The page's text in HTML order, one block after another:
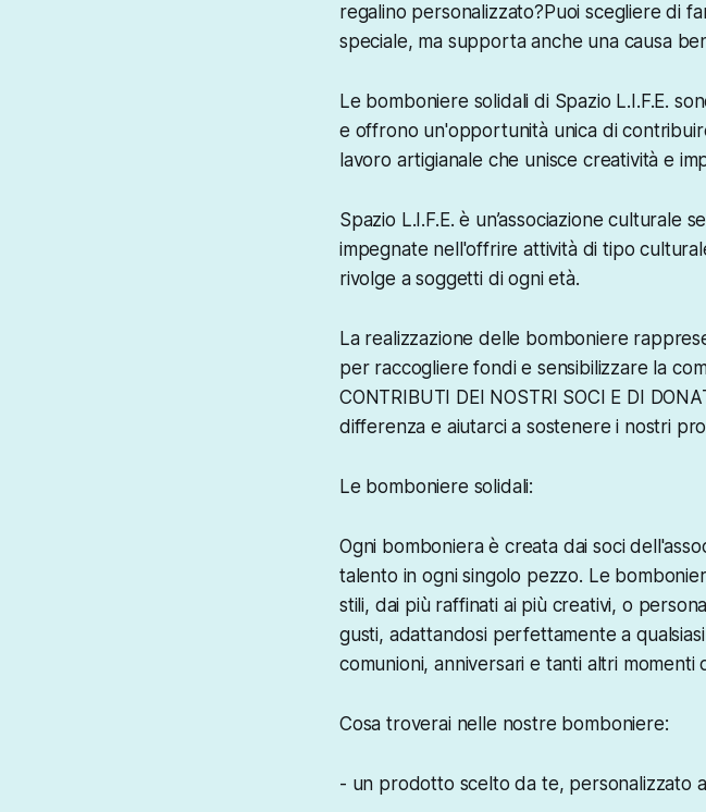
regalino personalizzato?Puoi scegliere di
speciale, ma supporta anche una causa
Le bomboniere solidali di Spazio L.I.F.E.
e offrono un'opportunità unica di
lavoro artigianale che unisce creatività e
Spazio L.I.F.E. è un’associazione
impegnate nell'offrire attività di tipo
rivolge a soggetti di ogni età.
La realizzazione delle bomboniere
per raccogliere fondi e sensibilizzare la
CONTRIBUTI DEI NOSTRI SOCI E DI
differenza e aiutarci a sostenere i nostri
Le bomboniere solidali:
Ogni bomboniera è creata dai soci
talento in ogni singolo pezzo. Le
stili, dai più raffinati ai più creativi, o
gusti, adattandosi perfettamente a
comunioni, anniversari e tanti altri momenti
Cosa troverai nelle nostre bomboniere:
- un prodotto scelto da te, personalizzato